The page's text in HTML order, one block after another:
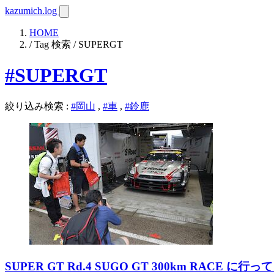
kazumich.log
HOME
/ Tag 検索 / SUPERGT
#SUPERGT
絞り込み検索 : #岡山 , #車 , #鈴鹿
SUPER GT Rd.4 SUGO GT 300km RACE に行っ